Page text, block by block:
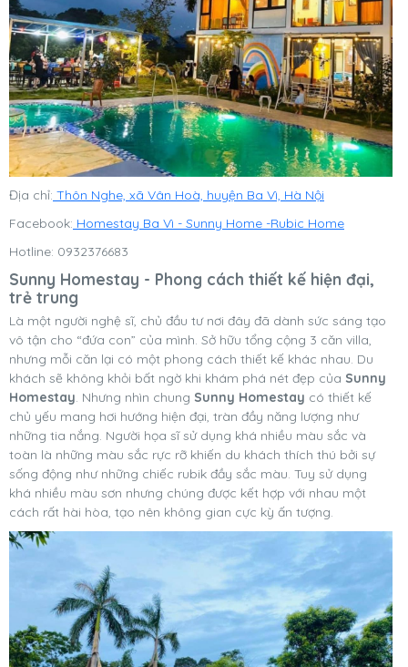
Địa chỉ: Thôn Nghe, xã Vân Hoà, huyện Ba Vì, Hà Nội
Facebook: Homestay Ba Vì - Sunny Home -Rubic Home
Hotline: 0932376683
Sunny Homestay - Phong cách thiết kế hiện đại,
trẻ trung
Là một người nghệ sĩ, chủ đầu tư nơi đây đã dành sức sáng tạo
vô tận cho “đứa con” của mình. Sở hữu tổng cộng 3 căn villa,
nhưng mỗi căn lại có một phong cách thiết kế khác nhau. Du
khách sẽ không khỏi bất ngờ khi khám phá nét đẹp của Sunny
Homestay. Nhưng nhìn chung Sunny Homestay có thiết kế
chủ yếu mang hơi hướng hiện đại, tràn đầy năng lượng như
những tia nắng. Người họa sĩ sử dụng khá nhiều màu sắc và
toàn là những màu sắc rực rỡ khiến du khách thích thú bởi sự
sống động như những chiếc rubik đầy sắc màu. Tuy sử dụng
khá nhiều màu sơn nhưng chúng được kết hợp với nhau một
cách rất hài hòa, tạo nên không gian cực kỳ ấn tượng.